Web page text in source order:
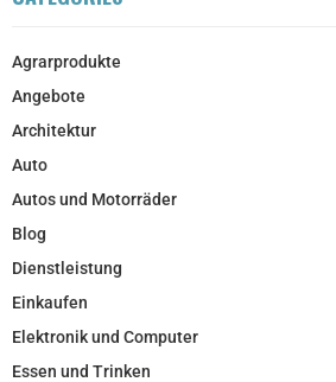
Agrarprodukte
Angebote
Architektur
Auto
Autos und Motorräder
Blog
Dienstleistung
Einkaufen
Elektronik und Computer
Essen und Trinken